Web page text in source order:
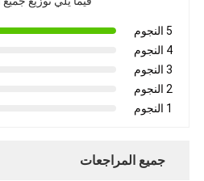
5 النجوم
4 النجوم
3 النجوم
2 النجوم
1 النجوم
جميع المراجعات